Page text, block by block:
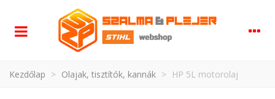
Kezdőlap > Olajak, tisztítók, kannák > HP 5L motorolaj